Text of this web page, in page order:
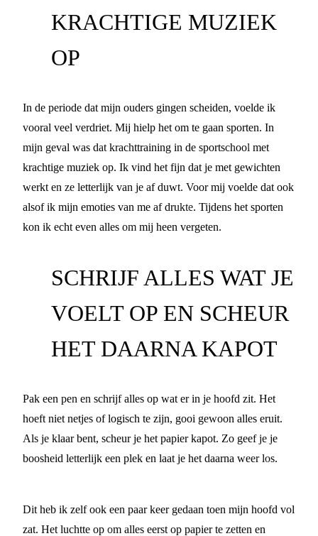
KRACHTIGE MUZIEK
OP
In de periode dat mijn ouders gingen scheiden, voelde ik
vooral veel verdriet. Mij hielp het om te gaan sporten. In
mijn geval was dat krachttraining in de sportschool met
krachtige muziek op. Ik vind het fijn dat je met gewichten
werkt en ze letterlijk van je af duwt. Voor mij voelde dat ook
alsof ik mijn emoties van me af drukte. Tijdens het sporten
kon ik echt even alles om mij heen vergeten.
SCHRIJF ALLES WAT JE
VOELT OP EN SCHEUR
HET DAARNA KAPOT
Pak een pen en schrijf alles op wat er in je hoofd zit. Het
hoeft niet netjes of logisch te zijn, gooi gewoon alles eruit.
Als je klaar bent, scheur je het papier kapot. Zo geef je je
boosheid letterlijk een plek en laat je het daarna weer los.
Dit heb ik zelf ook een paar keer gedaan toen mijn hoofd vol
zat. Het luchtte op om alles eerst op papier te zetten en